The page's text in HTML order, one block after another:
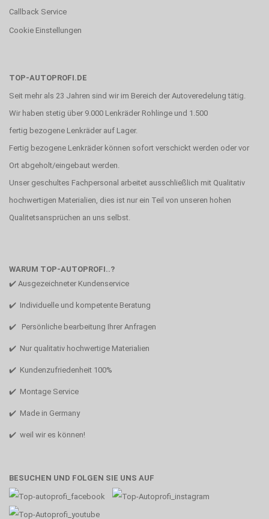
Callback Service
Cookie Einstellungen
TOP-AUTOPROFI.DE
Seit mehr als 23 Jahren sind wir im Bereich der Autoveredelung tätig.
Wir haben stetig über 9.000 Lenkräder Rohlinge und 1.500
fertig bezogene Lenkräder auf Lager.
Fertig bezogene Lenkräder können sofort verschickt werden oder vor
Ort abgeholt/eingebaut werden.
Unser geschultes Fachpersonal arbeitet ausschließlich mit Qualitativ
hochwertigen Materialien, dies ist nur ein Teil von unseren hohen
Qualitetsansprüchen an uns selbst.
WARUM TOP-AUTOPROFI..?
✔️ Ausgezeichneter Kundenservice
✔️ Individuelle und kompetente Beratung
✔️ Persönliche bearbeitung Ihrer Anfragen
✔️ Nur qualitativ hochwertige Materialien
✔️ Kundenzufriedenheit 100%
✔️ Montage Service
✔️ Made in Germany
✔️ weil wir es können!
BESUCHEN UND FOLGEN SIE UNS AUF